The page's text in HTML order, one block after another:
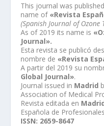
This journal was
name of «Revista
(Spanish Journal of Ozone
As of 2019 its name is
Journal».
Esta revista se publicó
nombre de «Revista
A partir del 2019 su
Global Journal».
Journal issued in Madrid
Association of Medical
Revista editada en
Española de
ISSN: 2659-8647